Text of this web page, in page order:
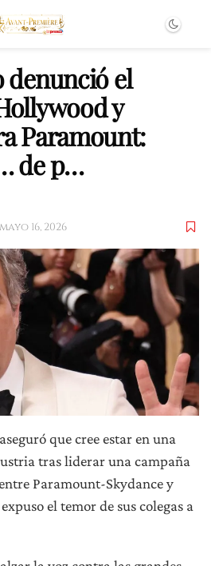
denunció el
y
Paramount:
de p…
mayo 16, 2026
que cree estar en una
tras liderar una campaña
Paramount-Skydance y
el temor de sus colegas a